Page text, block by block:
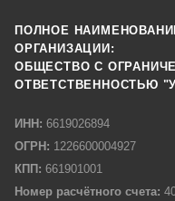
ПОЛНОЕ
ОРГАНИЗАЦИИ:
ОБЩЕСТВО С
ОТВЕТСТВЕННОСТЬЮ
ИНН: 6619026894
ОГРН: 1226600004927
КПП: 661901001
Номер расчётного счета: